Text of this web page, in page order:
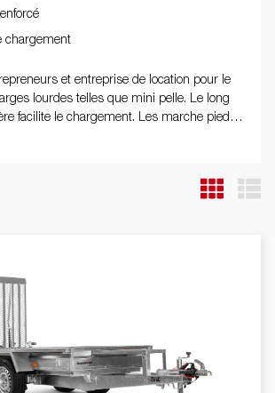
chargement
et entreprise de location pour le
lourdes telles que mini pelle. Le long
facilite le chargement. Les marche pieds
facilitent l'accès au chargement. Le